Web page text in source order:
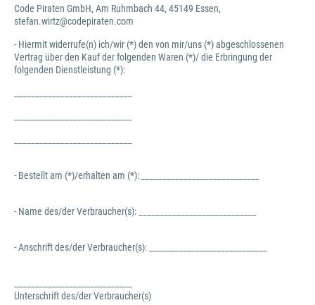
Code Piraten GmbH, Am Ruhmbach 44, 45149 Essen,
stefan.wirtz@codepiraten.com
- Hiermit widerrufe(n) ich/wir (*) den von mir/uns (*) abgeschlossenen
Vertrag über den Kauf der folgenden Waren (*)/ die Erbringung der
folgenden Dienstleistung (*):
- Bestellt am (*)/erhalten am (*): ____________________________
- Name des/der Verbraucher(s): ____________________________
- Anschrift des/der Verbraucher(s): ____________________________
Unterschrift des/der Verbraucher(s)